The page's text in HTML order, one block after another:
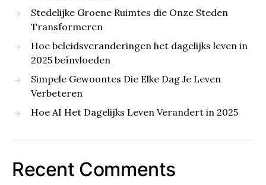
Stedelijke Groene Ruimtes die Onze Steden
Transformeren
Hoe beleidsveranderingen het dagelijks leven in
2025 beïnvloeden
Simpele Gewoontes Die Elke Dag Je Leven
Verbeteren
Hoe AI Het Dagelijks Leven Verandert in 2025
Recent Comments